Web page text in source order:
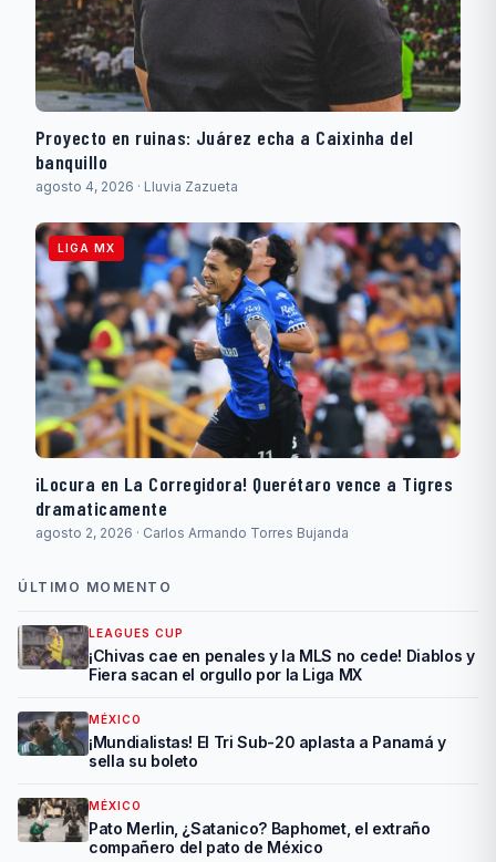
Proyecto en ruinas: Juárez echa a Caixinha del
banquillo
agosto 4, 2026 · Lluvia Zazueta
LIGA MX
¡Locura en La Corregidora! Querétaro vence a Tigres
dramaticamente
agosto 2, 2026 · Carlos Armando Torres Bujanda
ÚLTIMO MOMENTO
LEAGUES CUP
¡Chivas cae en penales y la MLS no cede! Diablos y
Fiera sacan el orgullo por la Liga MX
MÉXICO
¡Mundialistas! El Tri Sub-20 aplasta a Panamá y
sella su boleto
MÉXICO
Pato Merlin, ¿Satanico? Baphomet, el extraño
compañero del pato de México